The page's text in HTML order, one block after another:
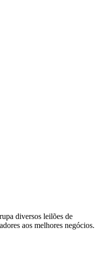
diversos leilões de
aos melhores negócios.